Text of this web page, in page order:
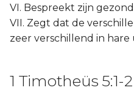
VI. Bespreekt zijn
VII. Zegt dat de
zeer verschillend in hare
1 Timotheüs 5:1-2